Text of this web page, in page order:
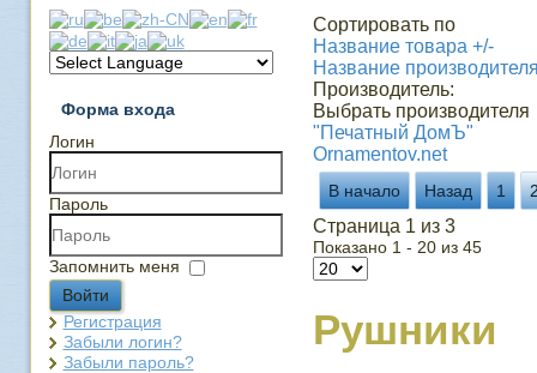
Форма входа
Логин
Пароль
Запомнить меня
Войти
Регистрация
Забыли логин?
Забыли пароль?
Сортировать по
Название товара +/-
Название
Производитель:
Выбрать производителя
"Печатный ДомЪ"
Ornamentov.net
В начало Назад 1
Страница 1 из 3
Показано 1 - 20 из 45
Рушники